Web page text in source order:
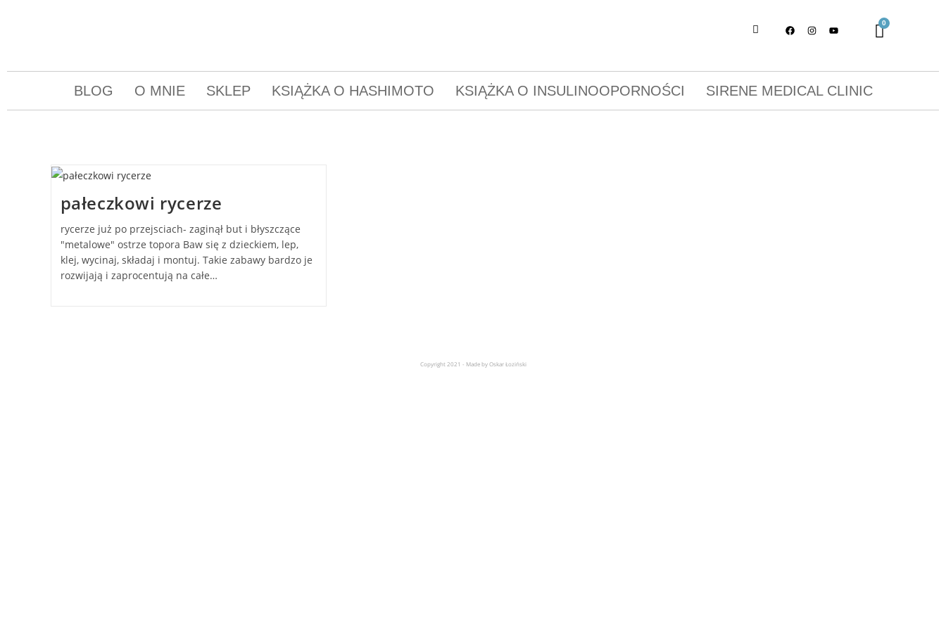
BLOG O MNIE SKLEP KSIĄŻKA O HASHIMOTO KSIĄŻKA O INSULINOOPORNOŚCI SIRENE MEDICAL CLINIC
pałeczkowi rycerze
rycerze już po przejsciach- zaginął but i błyszczące
"metalowe" ostrze topora Baw się z dzieckiem, lep,
klej, wycinaj, składaj i montuj. Takie zabawy bardzo je
rozwijają i zaprocentują na całe…
Copyright 2021 - Made by Oskar Łoziński